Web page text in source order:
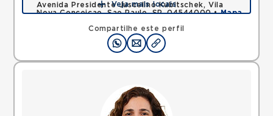
Compartilhe este perfil
Avenida Presidente Juscelino Kubitschek, Vila
Nova Conceicao, Sao Paulo, SP, 04544000 •Mapa
Veja mais locais